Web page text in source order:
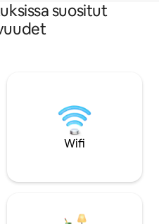
suositut
Wifi